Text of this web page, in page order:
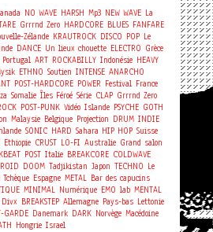
NO WAVE HARSH Mp3 NEW WAVE La
Grrrnd Zero HARDCORE BLUES FANFARE
Zélande KRAUTROCK DISCO POP Le
DANCE Un lieux chouette ELECTRO Grèce
Portugal ART ROCKABILLY Indonésie HEAVY
ETHNO Soutien INTENSE ANARCHO
POST-HARDCORE POWER Festival France
Somalie Îles Féroé Série CLAP Grrrnd Zero
POST-PUNK Vidéo Islande PSYCHE GOTH
Malaysie Belgique Projection DRUM INDIE
SONIC HARD Sahara HIP HOP Suisse
Ethiopie CRUST LO-FI Australie Grand salon
POST Italie BREAKCORE COLDWAVE
DOOM Tadjikistan Japon TECHNO Le
Espagne METAL Bar des capucins
MINIMAL Numérique EMO lab MENTAL
Divx BREAKSTEP Allemagne Pays-bas Lettonie
GARDE Danemark DARK Norvège Macédoine
Hongrie Israel